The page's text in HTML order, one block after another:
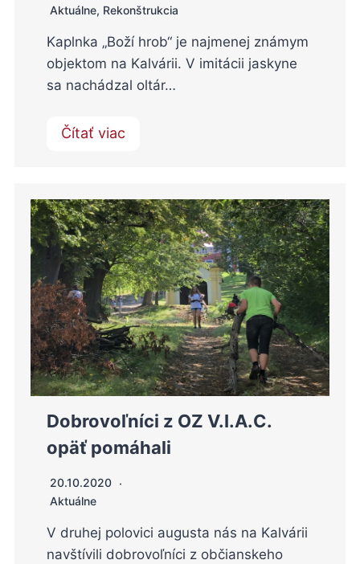
Aktuálne, Rekonštrukcia
Kaplnka „Boží hrob“ je najmenej známym
objektom na Kalvárii. V imitácii jaskyne
sa nachádzal oltár…
Čítať viac
Dobrovoľníci z OZ V.I.A.C.
opäť pomáhali
20.10.2020
Aktuálne
V druhej polovici augusta nás na Kalvárii
navštívili dobrovoľníci z občianskeho